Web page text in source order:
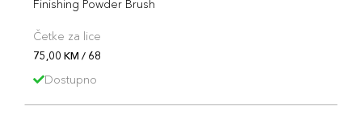
Finishing Powder Brush
Četke za lice
75,00 KM / 68
Dostupno